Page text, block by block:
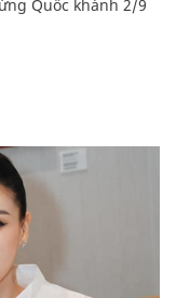
Quốc khánh 2/9